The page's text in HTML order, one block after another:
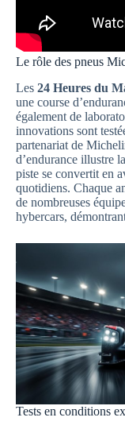
Le rôle des pneus
Les 24 Heures du
une course
également de
innovations sont
partenariat de
d’endurance illustre
piste se convertit en
quotidiens. Chaque
de nombreuses
hybercars,
Tests en conditions